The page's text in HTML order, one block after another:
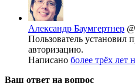
Александр Баумгертнер
Пользователь установил
авторизацию.
Написано более трёх лет
Ваш ответ на вопрос